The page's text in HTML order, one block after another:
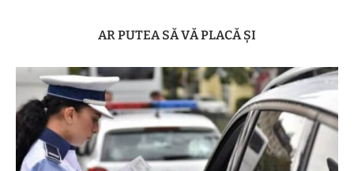
AR PUTEA SĂ VĂ PLACĂ ȘI